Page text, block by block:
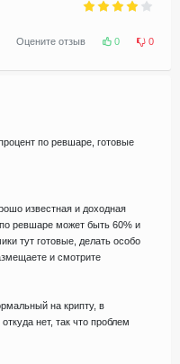
Оцените отзыв 0 0
по ревшаре, готовые
известная и доходная
ревшаре может быть 60% и
тут готовые, делать особо
и смотрите
на крипту, в
нет, так что проблем